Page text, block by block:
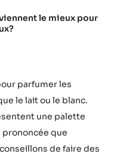
le mieux pour
parfumer les
le lait ou le blanc.
une palette
que
de faire des